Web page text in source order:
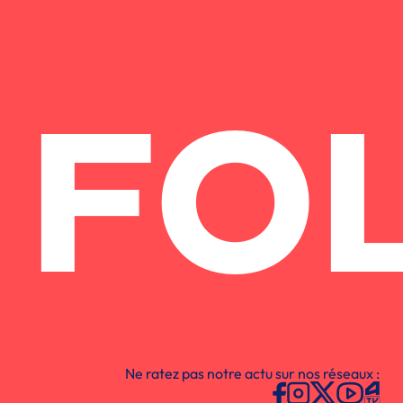
Ne ratez pas notre actu sur nos réseaux :